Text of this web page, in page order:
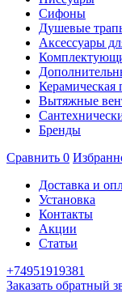
Сифоны
Душевые
Аксессуары
Керамическая
Вытяжные
Бренды
Сравнить 0
Доставка и
Установка
Контакты
Акции
Статьи
+74951919381
Заказать обратный